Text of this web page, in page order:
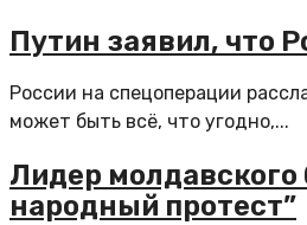
Путин заявил, что
России на спецоперации
может быть всё, что угодно,...
Лидер
народный протест”